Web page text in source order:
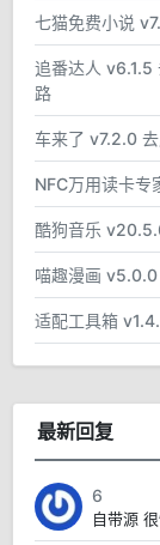
七猫免费小说
追番达人 v6.1.5
路
车来了 v7.2.0
NFC万用读卡专
酷狗音乐
喵趣漫画
适配工具箱
最新回复
6
自带源